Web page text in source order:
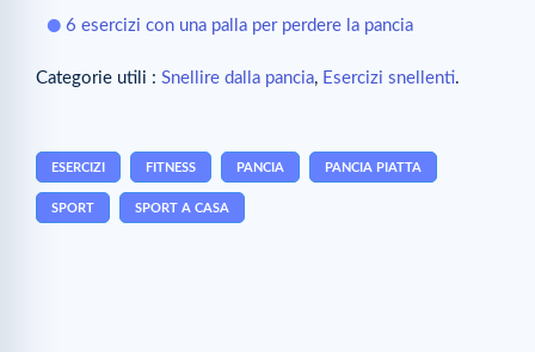
6 esercizi con una palla per perdere la pancia
Categorie utili : Snellire dalla pancia, Esercizi snellenti.
ESERCIZI FITNESS PANCIA PANCIA PIATTA
SPORT SPORT A CASA